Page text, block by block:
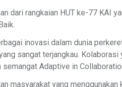
dari rangkaian HUT ke-77 KAI
inovasi dalam dunia
sangat terjangkau.
Adaptive in
masyarakat yang